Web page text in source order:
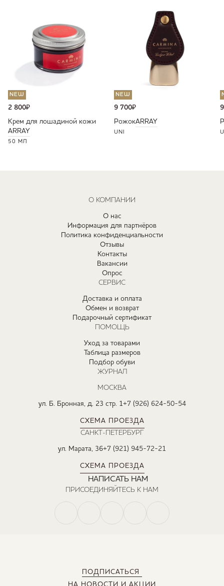
NEW
2 800₽
Крем для лошадиной кожи
ARRAY
50 МЛ
NEW
9 700₽
РожокARRAY
UNI
ПОДПИСАТЬСЯ
НА НОВОСТИ И АКЦИИ
О КОМПАНИИ
О нас
Информация для партнёров
Политика конфиденциальности
Отзывы
Контакты
Вакансии
Опрос
СЕРВИС
Доставка и оплата
Обмен и возврат
Подарочный сертификат
ПОМОЩЬ
Уход за товарами
Таблица размеров
Подбор обуви
ЖУРНАЛ
МОСКВА
ул. Б. Бронная, д. 23 стр. 1+7 (926) 624-50-54
СХЕМА ПРОЕЗДА
САНКТ-ПЕТЕРБУРГ
ул. Марата, 36+7 (921) 945-72-21
СХЕМА ПРОЕЗДА
НАПИСАТЬ НАМ
ПРИСОЕДИНЯЙТЕСЬ К НАМ